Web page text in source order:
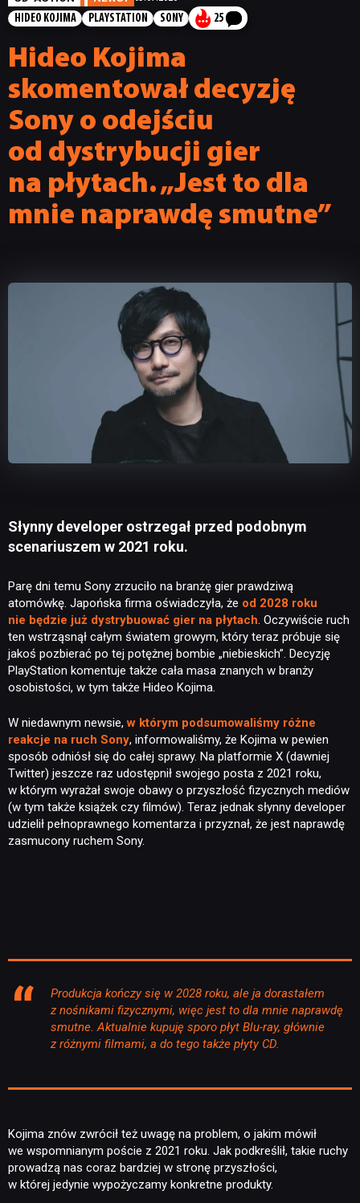
HIDEO KOJIMA
PLAYSTATION SONY 25
Hideo Kojima
skomentował decyzję
Sony o odejściu
od dystrybucji gier
na płytach. „Jest to dla
mnie naprawdę smutne”
Słynny developer ostrzegał przed podobnym
scenariuszem w 2021 roku.
Parę dni temu Sony zrzuciło na branżę gier prawdziwą
atomówkę. Japońska firma oświadczyła, że od 2028 roku
nie będzie już dystrybuować gier na płytach. Oczywiście ruch
ten wstrząsnął całym światem growym, który teraz próbuje się
jakoś pozbierać po tej potężnej bombie „niebieskich”. Decyzję
PlayStation komentuje także cała masa znanych w branży
osobistości, w tym także Hideo Kojima.
W niedawnym newsie,w którym podsumowaliśmy różne
reakcje na ruch Sony, informowaliśmy, że Kojima w pewien
sposób odniósł się do całej sprawy. Na platformie X (dawniej
Twitter) jeszcze raz udostępnił swojego posta z 2021 roku,
w którym wyrażał swoje obawy o przyszłość fizycznych mediów
(w tym także książek czy filmów). Teraz jednak słynny developer
udzielił pełnoprawnego komentarza i przyznał, że jest naprawdę
zasmucony ruchem Sony.
Produkcja kończy się w 2028 roku, ale ja dorastałem
z nośnikami fizycznymi, więc jest to dla mnie naprawdę
smutne. Aktualnie kupuję sporo płyt Blu-ray, głównie
z różnymi filmami, a do tego także płyty CD.
Kojima znów zwrócił też uwagę na problem, o jakim mówił
we wspomnianym poście z 2021 roku. Jak podkreślił, takie ruchy
prowadzą nas coraz bardziej w stronę przyszłości,
w której jedynie wypożyczamy konkretne produkty.